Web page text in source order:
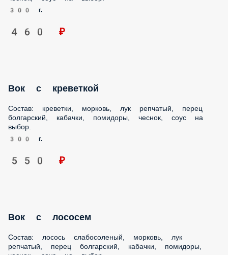
300 г.
550 ₽
Вок c лососем
300 г.
550 ₽